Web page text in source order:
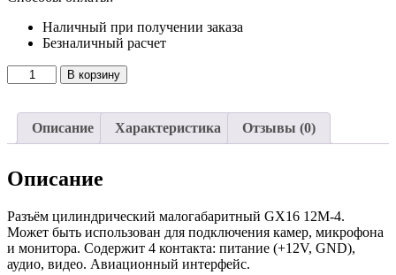
Наличный при получении заказа
Безналичный расчет
Количество
товара
(штекер)
GX16
В корзину
Описание Характеристика Отзывы (0)
Описание
Разъём цилиндрический малогабаритный GX16 12M-4.
Может быть использован для подключения камер, микрофона
и монитора. Содержит 4 контакта: питание (+12V, GND),
аудио, видео. Авиационный интерфейс.